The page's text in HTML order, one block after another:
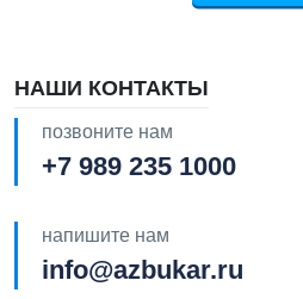
НАШИ КОНТАКТЫ
позвоните нам
+7 989 235 1000
напишите нам
info@azbukar.ru